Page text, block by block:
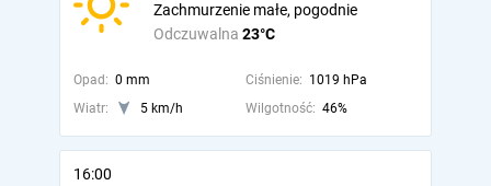
Odczuwalna 23°C
Zachmurzenie małe, pogodnie
Opad: 0 mm Ciśnienie: 1019 hPa
Wiatr:
5 km/h Wilgotność: 46%
16:00